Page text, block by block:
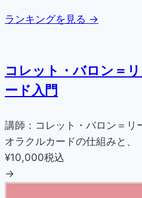
ランキングを見る →
コレット・バロン＝
ード入門
講師：コレット・バロン＝リ
オラクルカードの仕組みと
¥10,000税込
→